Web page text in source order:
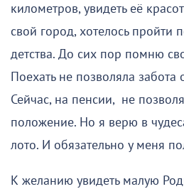
километров, увидеть её
свой город, хотелось пройти
детства. До сих пор помню
Поехать не позволяла забота
Сейчас, на пенсии, не
положение. Но я верю в
лото. И обязательно у меня
К желанию увидеть малую